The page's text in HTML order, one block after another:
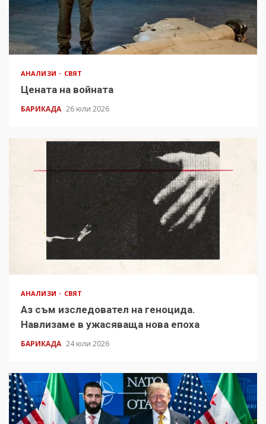
АНАЛИЗИ СВЯТ
Цената на войната
БАРИКАДА 26 юли 2026
АНАЛИЗИ СВЯТ
Аз съм изследовател на геноцида.
Навлизаме в ужасяваща нова епоха
БАРИКАДА 24 юли 2026